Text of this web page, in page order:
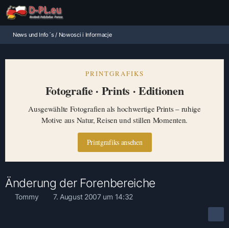
News und Info´s / Nowosci i Informacje
PRINTGRAFIKS
Fotografie · Prints · Editionen
Ausgewählte Fotografien als hochwertige Prints – ruhige
Motive aus Natur, Reisen und stillen Momenten.
Printgrafiks ansehen
Änderung der Forenbereiche
Tommy 7. August 2007 um 14:32